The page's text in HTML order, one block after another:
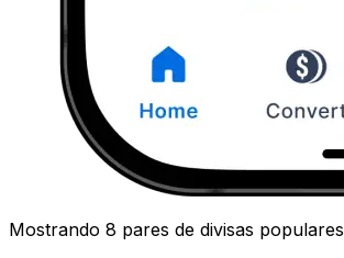
Mostrando 8 pares de divisas populares